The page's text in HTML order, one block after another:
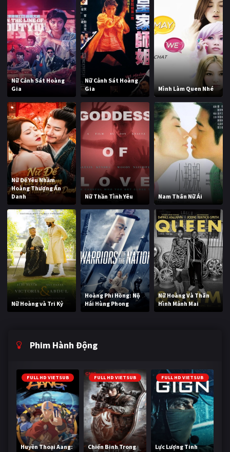
Nữ Cảnh Sát Hoàng
Gia
Nữ Cảnh Sát Hoàng
Gia
Mình Làm Quen Nhé
Nữ Đế Yêu Nhầm
Hoàng Thượng Ẩn
Danh
Nữ Thần Tình Yêu Nam Thân Nữ Ái
Nữ Hoàng và Tri Kỷ
Hoàng Phi Hồng: Nộ
Hải Hùng Phong
Nữ Hoàng Và Thân
Hình Mảnh Mai
Phim Hành Động
FULL HD VIETSUB
Huyền Thoại Aang:
FULL HD VIETSUB
Chiến Binh Trong
FULL HD VIETSUB
Lực Lượng Tinh